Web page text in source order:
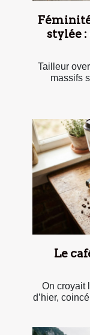
stylée
Tailleur
massifs
Le
On croyait
d’hier,